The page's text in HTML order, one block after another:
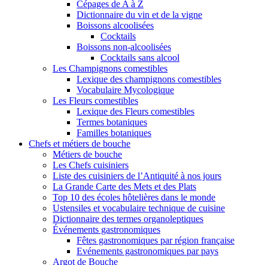
Cépages de A à Z
Dictionnaire du vin et de la vigne
Boissons alcoolisées
Cocktails
Boissons non-alcoolisées
Cocktails sans alcool
Les Champignons comestibles
Lexique des champignons comestibles
Vocabulaire Mycologique
Les Fleurs comestibles
Lexique des Fleurs comestibles
Termes botaniques
Familles botaniques
Chefs et métiers de bouche
Métiers de bouche
Les Chefs cuisiniers
Liste des cuisiniers de l’Antiquité à nos jours
La Grande Carte des Mets et des Plats
Top 10 des écoles hôtelières dans le monde
Ustensiles et vocabulaire technique de cuisine
Dictionnaire des termes organoleptiques
Événements gastronomiques
Fêtes gastronomiques par région française
Evénements gastronomiques par pays
Argot de Bouche